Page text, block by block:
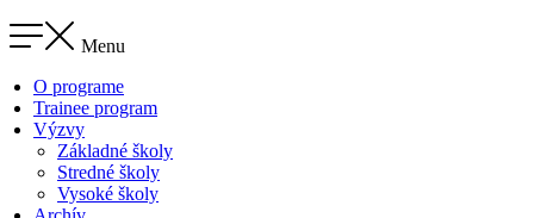
Menu
O programe
Trainee program
Výzvy
Základné školy
Stredné školy
Vysoké školy